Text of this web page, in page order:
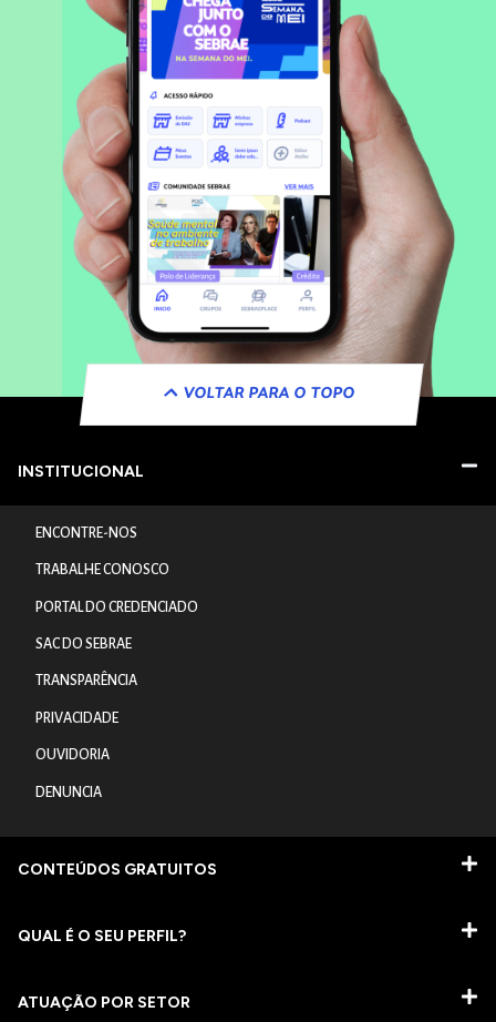
VOLTAR PARA O TOPO
INSTITUCIONAL
ENCONTRE-NOS
TRABALHE CONOSCO
PORTAL DO CREDENCIADO
SAC DO SEBRAE
TRANSPARÊNCIA
PRIVACIDADE
OUVIDORIA
DENUNCIA
CONTEÚDOS GRATUITOS
QUAL É O SEU PERFIL?
ATUAÇÃO POR SETOR